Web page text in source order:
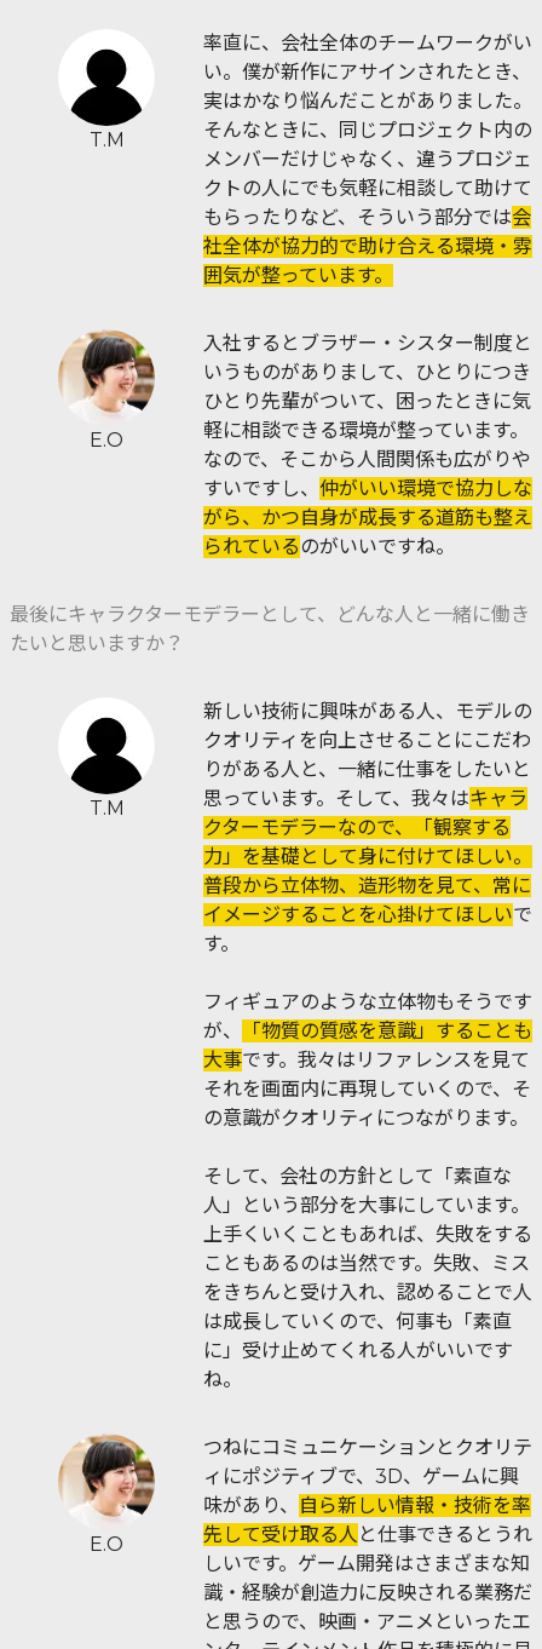
T.M
率直に、会社全体のチームワークがい
い。僕が新作にアサインされたとき、
実はかなり悩んだことがありました。
そんなときに、同じプロジェクト内の
メンバーだけじゃなく、違うプロジェ
クトの人にでも気軽に相談して助けて
もらったりなど、そういう部分では会
社全体が協力的で助け合える環境・雰
囲気が整っています。
E.O
入社するとブラザー・シスター制度と
いうものがありまして、ひとりにつき
ひとり先輩がついて、困ったときに気
軽に相談できる環境が整っています。
なので、そこから人間関係も広がりや
すいですし、 仲がいい環境で協力しな
がら、かつ自身が成長する道筋も整え
られている のがいいですね。
最後にキャラクターモデラーとして、どんな人と一緒に働き
たいと思いますか？
T.M
新しい技術に興味がある人、モデルの
クオリティを向上させることにこだわ
りがある人と、一緒に仕事をしたいと
思っています。そして、我々はキャラ
クターモデラーなので、「観察する
力」を基礎として身に付けてほしい。
普段から立体物、造形物を見て、常に
イメージすることを心掛けてほしいで
す。
フィギュアのような立体物もそうです
が、
「物質の質感を意識」することも
大事です。我々はリファレンスを見て
それを画面内に再現していくので、そ
の意識がクオリティにつながります。
そして、会社の方針として「素直な
人」という部分を大事にしています。
上手くいくこともあれば、失敗をする
こともあるのは当然です。失敗、ミス
をきちんと受け入れ、認めることで人
は成長していくので、何事も「素直
に」受け止めてくれる人がいいです
ね。
E.O
つねにコミュニケーションとクオリテ
ィにポジティブで、3D、ゲームに興
味があり、
自ら新しい情報・技術を率
先して受け取る人 と仕事できるとうれ
しいです。ゲーム開発はさまざまな知
識・経験が創造力に反映される業務だ
と思うので、映画・アニメといったエ